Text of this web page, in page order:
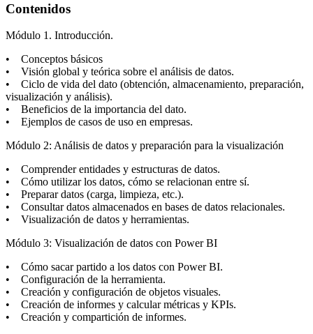
Contenidos
Módulo 1. Introducción.
• Conceptos básicos
• Visión global y teórica sobre el análisis de datos.
• Ciclo de vida del dato (obtención, almacenamiento, preparación,
visualización y análisis).
• Beneficios de la importancia del dato.
• Ejemplos de casos de uso en empresas.
Módulo 2: Análisis de datos y preparación para la visualización
• Comprender entidades y estructuras de datos.
• Cómo utilizar los datos, cómo se relacionan entre sí.
• Preparar datos (carga, limpieza, etc.).
• Consultar datos almacenados en bases de datos relacionales.
• Visualización de datos y herramientas.
Módulo 3: Visualización de datos con Power BI
• Cómo sacar partido a los datos con Power BI.
• Configuración de la herramienta.
• Creación y configuración de objetos visuales.
• Creación de informes y calcular métricas y KPIs.
• Creación y compartición de informes.